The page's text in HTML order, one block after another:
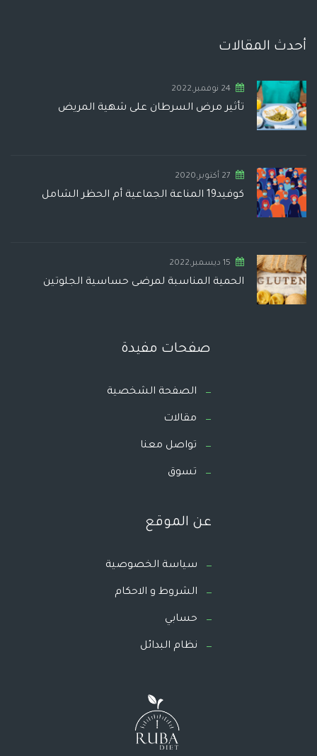
أحدث المقالات
24 نوفمبر,2022
تأثير مرض السرطان على شهية المريض
27 أكتوبر,2020
كوفيد19 المناعة الجماعية أم الحظر الشامل
15 ديسمبر,2022
الحمية المناسبة لمرضى حساسية الجلوتين
صفحات مفيدة
الصفحة الشخصية
مقالات
تواصل معنا
تسوق
عن الموقع
سياسة الخصوصية
الشروط و الاحكام
حسابي
نظام البدائل